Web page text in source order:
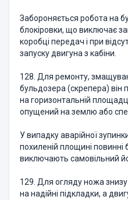
Забороняється робота на
блокіровки, що виключає
коробці передач і при
запуску двигуна з кабіни.
128. Для ремонту,
бульдозера (скрепера) він
на горизонтальній
опущений на землю або
У випадку аварійної
похиленій площині повинні
виключають самовільний
129. Для огляду ножа
на надійні підкладки, а